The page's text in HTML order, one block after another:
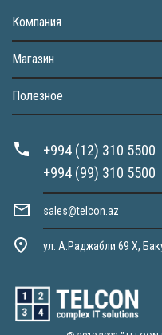
Компания
Магазин
Полезное
+994 (12) 310 5500
+994 (99) 310 5500
sales@telcon.az
ул. А.Раджабли 69 X,